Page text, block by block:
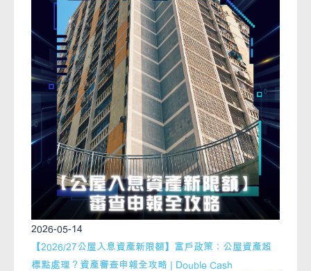
2026-05-14
【2026/27公屋入息資產新限額】富戶政策：公屋資產超
標點處理？資產審查申報全攻略 | Double Cash